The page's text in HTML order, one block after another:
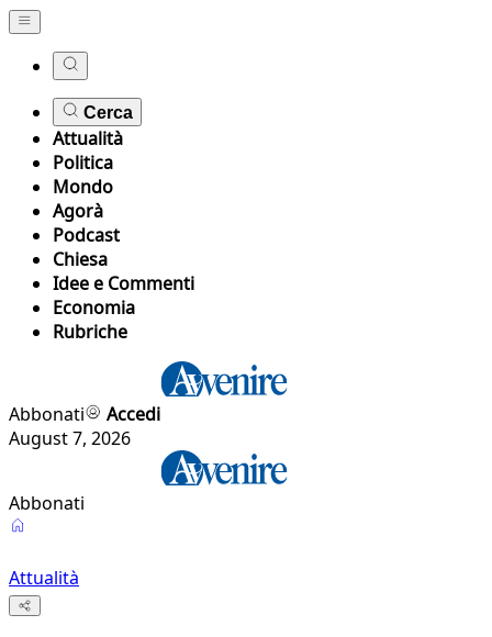
Cerca
Attualità
Politica
Mondo
Agorà
Podcast
Chiesa
Idee e Commenti
Economia
Rubriche
Abbonati
Accedi
August 7, 2026
Abbonati
Attualità